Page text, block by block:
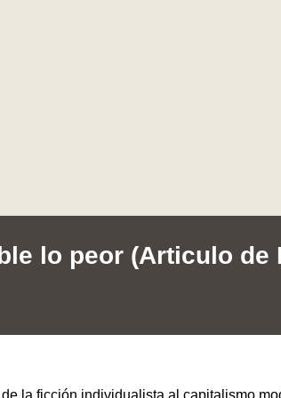
lo peor (Articulo de
la ficción individualista al capitalismo